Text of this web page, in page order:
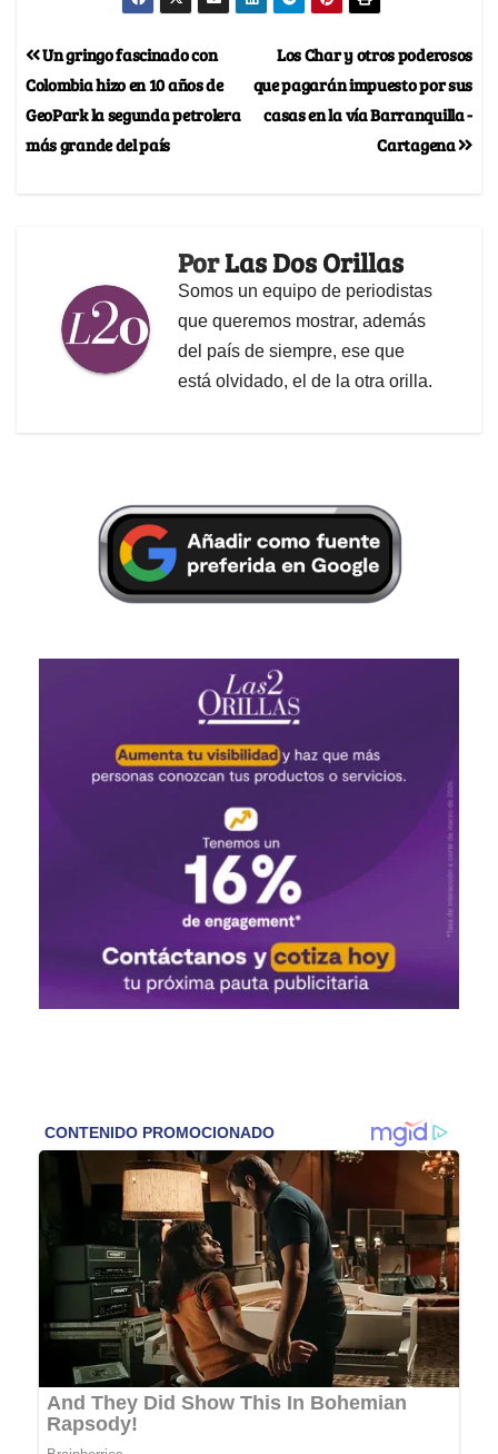
Los Char y otros poderosos
que pagarán impuesto por sus
casas en la vía Barranquilla -
Cartagena
Un gringo fascinado con
Colombia hizo en 10 años de
GeoPark la segunda petrolera
más grande del país
PorLas Dos Orillas
Somos un equipo de periodistas
que queremos mostrar, además
del país de siempre, ese que
está olvidado, el de la otra orilla.